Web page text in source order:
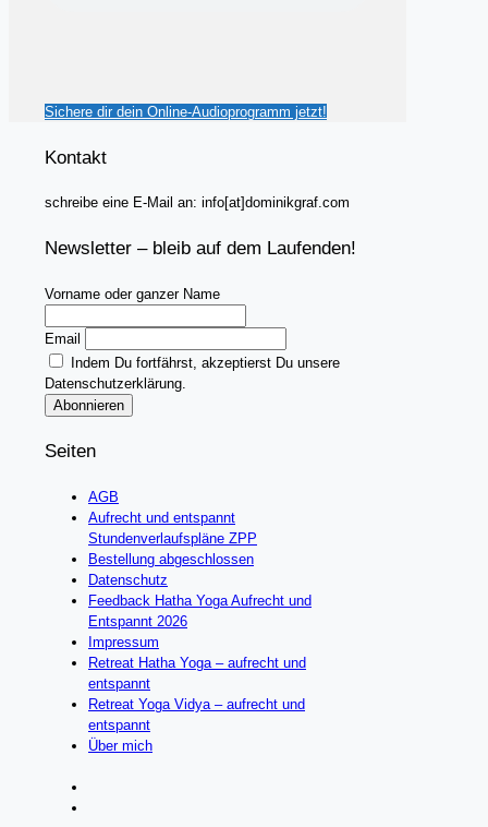
Sichere dir dein Online-Audioprogramm jetzt!
Kontakt
schreibe eine E-Mail an: info[at]dominikgraf.com
Newsletter – bleib auf dem Laufenden!
Vorname oder ganzer Name
Email
Indem Du fortfährst, akzeptierst Du unsere
Datenschutzerklärung.
Seiten
AGB
Aufrecht und entspannt
Stundenverlaufspläne ZPP
Bestellung abgeschlossen
Datenschutz
Feedback Hatha Yoga Aufrecht und
Entspannt 2026
Impressum
Retreat Hatha Yoga – aufrecht und
entspannt
Retreat Yoga Vidya – aufrecht und
entspannt
Über mich